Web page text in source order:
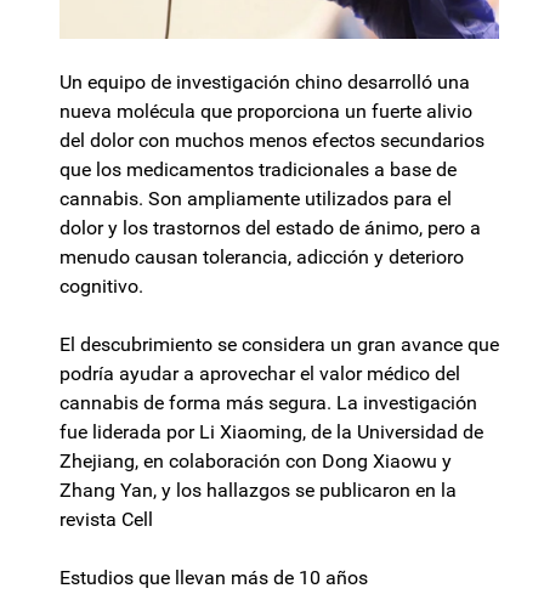
Un equipo de investigación chino desarrolló una
nueva molécula que proporciona un fuerte alivio
del dolor con muchos menos efectos secundarios
que los medicamentos tradicionales a base de
cannabis. Son ampliamente utilizados para el
dolor y los trastornos del estado de ánimo, pero a
menudo causan tolerancia, adicción y deterioro
cognitivo.
El descubrimiento se considera un gran avance que
podría ayudar a aprovechar el valor médico del
cannabis de forma más segura. La investigación
fue liderada por Li Xiaoming, de la Universidad de
Zhejiang, en colaboración con Dong Xiaowu y
Zhang Yan, y los hallazgos se publicaron en la
revista Cell
Estudios que llevan más de 10 años